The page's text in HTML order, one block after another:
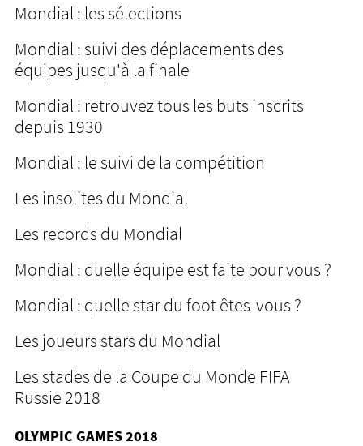
Mondial : les sélections
Mondial : suivi des déplacements des
équipes jusqu'à la finale
Mondial : retrouvez tous les buts inscrits
depuis 1930
Mondial : le suivi de la compétition
Les insolites du Mondial
Les records du Mondial
Mondial : quelle équipe est faite pour vous ?
Mondial : quelle star du foot êtes-vous ?
Les joueurs stars du Mondial
Les stades de la Coupe du Monde FIFA
Russie 2018
OLYMPIC GAMES 2018